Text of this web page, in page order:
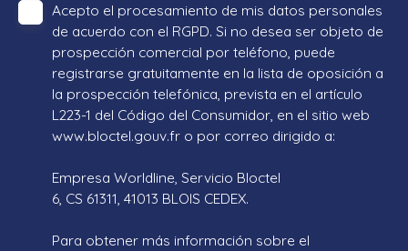
Acepto el procesamiento de mis datos personales
de acuerdo con el RGPD. Si no desea ser objeto de
prospección comercial por teléfono, puede
registrarse gratuitamente en la lista de oposición a
la prospección telefónica, prevista en el artículo
L223-1 del Código del Consumidor, en el sitio web
www.bloctel.gouv.fr o por correo dirigido a:
Empresa Worldline, Servicio Bloctel
6, CS 61311, 41013 BLOIS CEDEX.
Para obtener más información sobre el